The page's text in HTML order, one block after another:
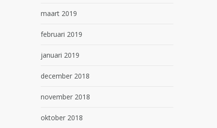
maart 2019
februari 2019
januari 2019
december 2018
november 2018
oktober 2018